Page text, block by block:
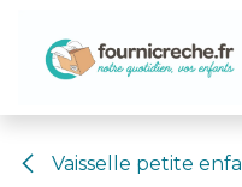
Vaisselle petite